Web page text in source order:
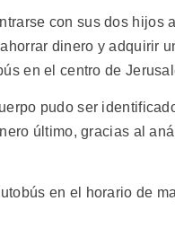
con sus dos hijos
dinero y adquirir
en el centro de
pudo ser
último, gracias al
en el horario de